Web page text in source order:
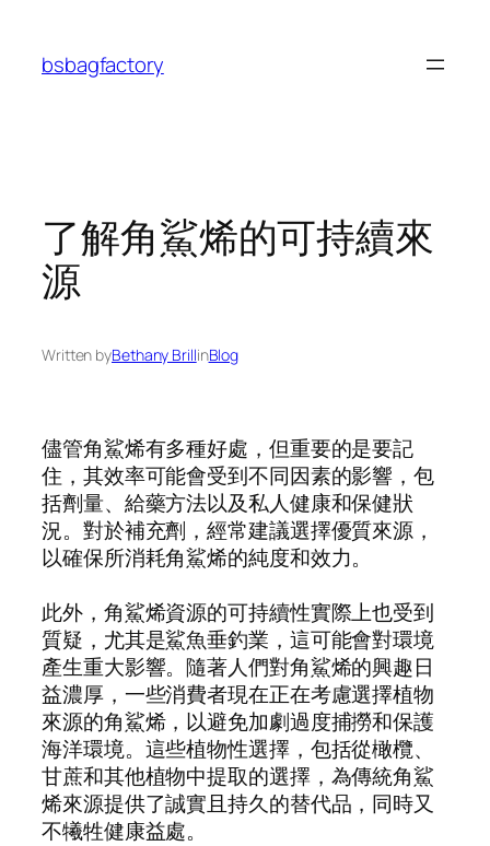
content
bsbagfactory
了解角鯊烯的可持續來
源
Written byBethany BrillinBlog
儘管角鯊烯有多種好處，但重要的是要記
住，其效率可能會受到不同因素的影響，包
括劑量、給藥方法以及私人健康和保健狀
況。對於補充劑，經常建議選擇優質來源，
以確保所消耗角鯊烯的純度和效力。
此外，角鯊烯資源的可持續性實際上也受到
質疑，尤其是鯊魚垂釣業，這可能會對環境
產生重大影響。隨著人們對角鯊烯的興趣日
益濃厚，一些消費者現在正在考慮選擇植物
來源的角鯊烯，以避免加劇過度捕撈和保護
海洋環境。這些植物性選擇，包括從橄欖、
甘蔗和其他植物中提取的選擇，為傳統角鯊
烯來源提供了誠實且持久的替代品，同時又
不犧牲健康益處。